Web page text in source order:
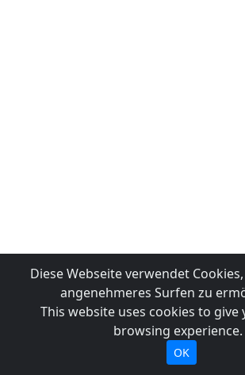
Diese Webseite verwendet
angenehmeres Surfen zu
This website uses cookies to give
browsing experience.
OK